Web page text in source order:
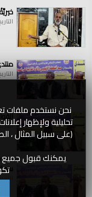
نحن نستخدم ملفات
تحليلية ولإظهار
(على سبيل المثال ،
يمكنك قبول جميع
قنوات:
الولايات والمناطق
العلامات:كلمة|الأستاذ/
النقود|بين|نظام|الذهب
التاريخ: 08/
التاريخ: 08/
التاريخ: 08/
سد
التاريخ: